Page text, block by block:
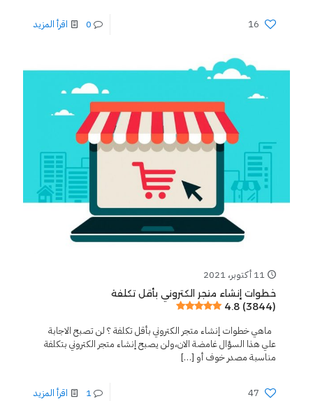
16
0 اقرأ المزيد
11 أكتوبر، 2021
خطوات إنشاء متجر الكتروني بأقل تكلفة
4.8 (3844)
ماهي خطوات إنشاء متجر الكتروني بأقل تكلفة ؟ لن تصبح الاجابة
علي هذا السؤال غامضة الان،ولن يصبح إنشاء متجر الكتروني بتكلفة
مناسبة مصدر خوف أو […]
47
1 اقرأ المزيد